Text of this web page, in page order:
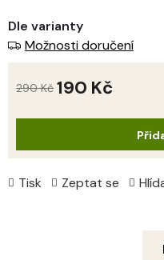
Tisk Zeptat se
Dle varianty
Možnosti doručení
290 Kč 190 KčMěrná